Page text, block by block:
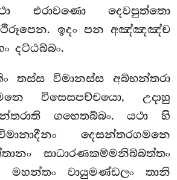
එරාවණො දෙවපුත්තො
ඉදං පන අඤ්ඤඤ්ච
දට්ඨබ්බං.
තස්ස විමානස්ස අබ්භන්තරා
විසෙසපච්චයො, උදාහු
ගහෙතබ්බං. යථා හි
දෙසන්තරගමනෙ
සාධාරණකම්මනිබ්බත්තං
මහන්තං වායුමණ්ඩලං තානි